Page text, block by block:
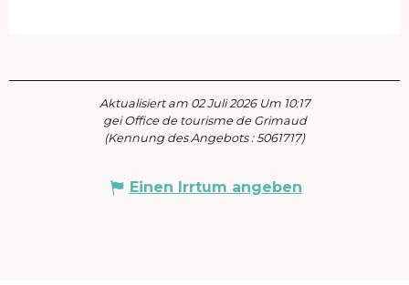
Aktualisiert am 02 Juli 2026 Um 10:17
gei Office de tourisme de Grimaud
(Kennung des Angebots :5061717)
Einen Irrtum angeben